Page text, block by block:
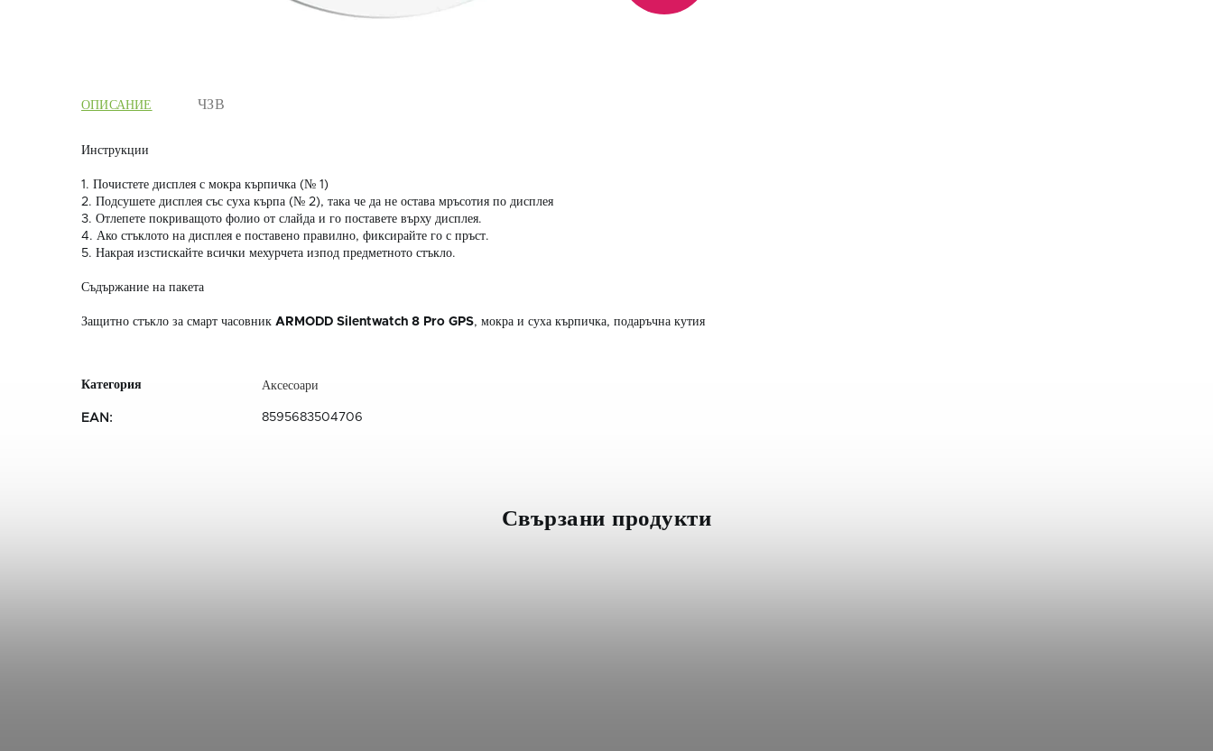
ОПИСАНИЕ
Инструкции
1. Почистете дисплея с мокра кърпичка (№ 1)
2. Подсушете дисплея със суха кърпа (№ 2), така че да не остава мръсотия по дисплея
3. Отлепете покриващото фолио от слайда и го поставете върху дисплея.
4. Ако стъклото на дисплея е поставено правилно, фиксирайте го с пръст.
5. Накрая изстискайте всички мехурчета изпод предметното стъкло.
Съдържание на пакета
Защитно стъкло за смарт часовник ARMODD Silentwatch 8 Pro GPS, мокра и суха кърпичка, подаръчна кутия
Аксесоари
EAN : 8595683504706
Свързани продукти